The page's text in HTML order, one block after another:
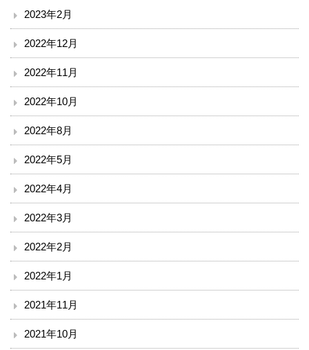
ボランティア
治験事務局
入札情報
南斗六星研修ネットひろしま（広島中山間地病院連携）
備北メディカルネットワーク
ご意見
リンク
2023年2月
2022年12月
2022年11月
2022年10月
2022年8月
2022年5月
2022年4月
2022年3月
2022年2月
2022年1月
2021年11月
2021年10月